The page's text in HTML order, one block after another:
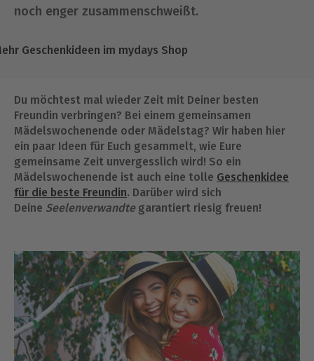
noch enger zusammenschweißt.
Geschenkideen im mydays Shop
Du möchtest mal wieder Zeit mit Deiner besten
Freundin verbringen? Bei einem gemeinsamen
Mädelswochenende oder Mädelstag? Wir haben hier
ein paar Ideen für Euch gesammelt, wie Eure
gemeinsame Zeit unvergesslich wird! So ein
Mädelswochenende ist auch eine tolle Geschenkidee
für die beste Freundin. Darüber wird sich
Deine Seelenverwandtegarantiert riesig freuen!